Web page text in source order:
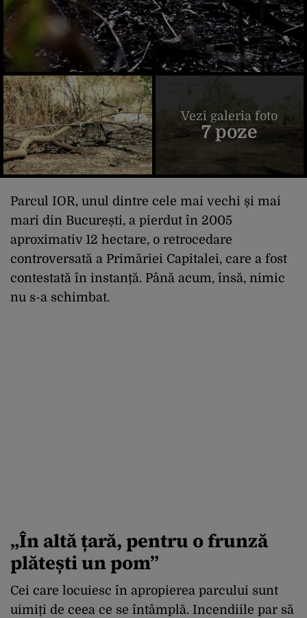
Vezi galeria foto
7 poze
Parcul IOR, unul dintre cele mai vechi și mai
mari din București, a pierdut în 2005
aproximativ 12 hectare, o retrocedare
controversată a Primăriei Capitalei, care a fost
contestată în instanță. Până acum, însă, nimic
nu s-a schimbat.
„În altă țară, pentru o frunză
plătești un pom”
Cei care locuiesc în apropierea parcului sunt
uimiți de ceea ce se întâmplă. Incendiile par să